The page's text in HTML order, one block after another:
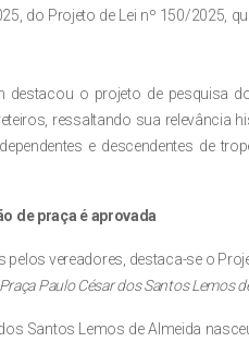
do Projeto de Lei nº 150/2025,
destacou o projeto de pesquisa
ressaltando sua relevância
e descendentes de
de praça é aprovada
vereadores, destaca-se o
Praça Paulo César dos Santos Lemos
Santos Lemos de Almeida